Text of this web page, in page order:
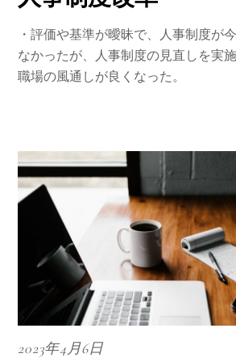
・評価や基準が曖昧で、人事制度が
なかったが、人事制度の見直しを実
職場の風通しが良くなった。
2023年4月6日